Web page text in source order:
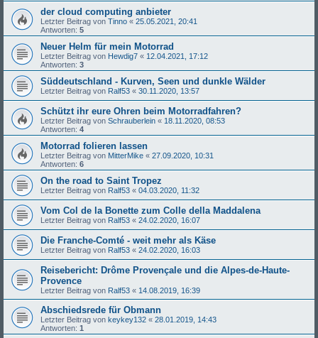
der cloud computing anbieter
Letzter Beitrag von Tinno « 25.05.2021, 20:41
Antworten: 5
Neuer Helm für mein Motorrad
Letzter Beitrag von Hewdig7 « 12.04.2021, 17:12
Antworten: 3
Süddeutschland - Kurven, Seen und dunkle Wälder
Letzter Beitrag von Ralf53 « 30.11.2020, 13:57
Schützt ihr eure Ohren beim Motorradfahren?
Letzter Beitrag von Schrauberlein « 18.11.2020, 08:53
Antworten: 4
Motorrad folieren lassen
Letzter Beitrag von MitterMike « 27.09.2020, 10:31
Antworten: 6
On the road to Saint Tropez
Letzter Beitrag von Ralf53 « 04.03.2020, 11:32
Vom Col de la Bonette zum Colle della Maddalena
Letzter Beitrag von Ralf53 « 24.02.2020, 16:07
Die Franche-Comté - weit mehr als Käse
Letzter Beitrag von Ralf53 « 24.02.2020, 16:03
Reisebericht: Drôme Provençale und die Alpes-de-Haute-
Provence
Letzter Beitrag von Ralf53 « 14.08.2019, 16:39
Abschiedsrede für Obmann
Letzter Beitrag von keykey132 « 28.01.2019, 14:43
Antworten: 1